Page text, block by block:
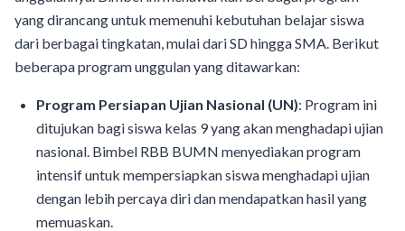
yang dirancang untuk memenuhi kebutuhan belajar siswa
dari berbagai tingkatan, mulai dari SD hingga SMA. Berikut
beberapa program unggulan yang ditawarkan:
Program Persiapan Ujian Nasional (UN): Program ini
ditujukan bagi siswa kelas 9 yang akan menghadapi ujian
nasional. Bimbel RBB BUMN menyediakan program
intensif untuk mempersiapkan siswa menghadapi ujian
dengan lebih percaya diri dan mendapatkan hasil yang
memuaskan.